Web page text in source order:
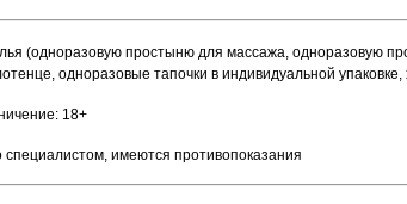
(одноразовую простыню для массажа, одноразовую
одноразовые тапочки в индивидуальной
18+
специалистом, имеются противопоказания